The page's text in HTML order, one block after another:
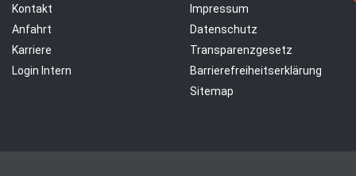
Kontakt
Anfahrt
Karriere
Login Intern
Impressum
Datenschutz
Transparenzgesetz
Barrierefreiheitserklärung
Sitemap